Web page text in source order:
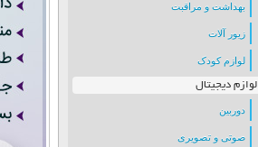
بهداشت و مراقبت
زیور آلات
لوازم کودک
لوازم دیجیتال
دوربین
صوتی و تصویری